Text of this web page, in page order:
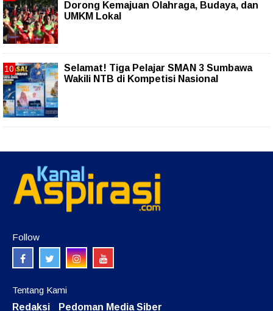
Dorong Kemajuan Olahraga, Budaya, dan
UMKM Lokal
Selamat! Tiga Pelajar SMAN 3 Sumbawa
Wakili NTB di Kompetisi Nasional
Follow
Tentang Kami
Redaksi
Pedoman Media Siber